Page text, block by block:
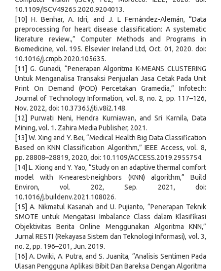
10.1109/ISCV49265.2020.9204013.
[10] H. Benhar, A. Idri, and J. L Fernández-Alemán, “Data
preprocessing for heart disease classification: A systematic
literature review.,” Computer Methods and Programs in
Biomedicine, vol. 195. Elsevier Ireland Ltd, Oct. 01, 2020. doi:
10.1016/j.cmpb.2020.105635.
[11] G. Gunadi, “Penerapan Algoritma K-MEANS CLUSTERING
Untuk Menganalisa Transaksi Penjualan Jasa Cetak Pada Unit
Print On Demand (POD) Percetakan Gramedia,” Infotech:
Journal of Technology Information, vol. 8, no. 2, pp. 117–126,
Nov. 2022, doi: 10.37365/jti.v8i2.148.
[12] Purwati Neni, Hendra Kurniawan, and Sri Karnila, Data
Mining, vol. 1. Zahira Media Publisher, 2021.
[13] W. Xing and Y. Bei, “Medical Health Big Data Classification
Based on KNN Classification Algorithm,” IEEE Access, vol. 8,
pp. 28808–28819, 2020, doi: 10.1109/ACCESS.2019.2955754.
[14] L. Xiong and Y. Yao, “Study on an adaptive thermal comfort
model with K-nearest-neighbors (KNN) algorithm,” Build
Environ, vol. 202, Sep. 2021, doi:
10.1016/j.buildenv.2021.108026.
[15] A. Nikmatul Kasanah and U. Pujianto, “Penerapan Teknik
SMOTE untuk Mengatasi Imbalance Class dalam Klasifikasi
Objektivitas Berita Online Menggunakan Algoritma KNN,”
Jurnal RESTI (Rekayasa Sistem dan Teknologi Informasi), vol. 3,
no. 2, pp. 196–201, Jun. 2019.
[16] A. Dwiki, A. Putra, and S. Juanita, “Analisis Sentimen Pada
Ulasan Pengguna Aplikasi Bibit Dan Bareksa Dengan Algoritma